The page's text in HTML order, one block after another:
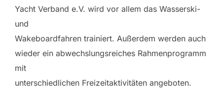
Yacht Verband e.V. wird vor allem das Wasserski-
und
Wakeboardfahren trainiert. Außerdem werden auch
wieder ein abwechslungsreiches Rahmenprogramm
mit
unterschiedlichen Freizeitaktivitäten angeboten.